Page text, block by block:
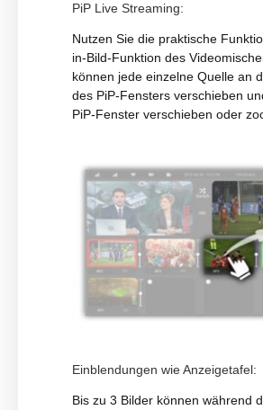
PiP Live Streaming:
Nutzen Sie die praktische
in-Bild-Funktion des
können jede einzelne Quelle an
des PiP-Fensters verschieben
PiP-Fenster verschieben oder
Einblendungen wie Anzeigetafel:
Bis zu 3 Bilder können während